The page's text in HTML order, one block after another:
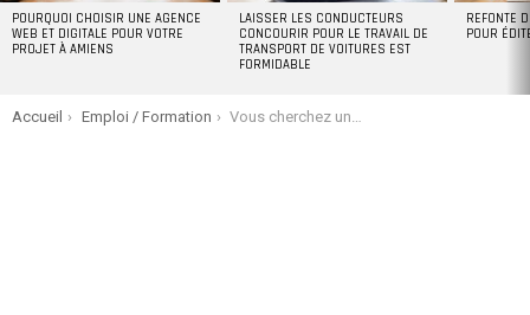
POURQUOI CHOISIR UNE AGENCE
WEB ET DIGITALE POUR VOTRE
PROJET À AMIENS
LAISSER LES CONDUCTEURS
CONCOURIR POUR LE TRAVAIL DE
TRANSPORT DE VOITURES EST
FORMIDABLE
REFONTE
POUR
You are here:
Accueil Emploi / Formation Vous cherchez une promotion professionnelle ? 9 façons d’augmenter vos chances